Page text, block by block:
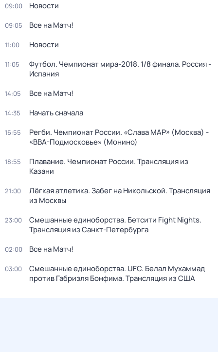
09:00 Новости
09:05 Все на Матч!
11:00 Новости
11:05
Футбол. Чемпионат мира-2018. 1/8 финала. Россия -
Испания
14:05 Все на Матч!
14:35 Начать сначала
16:55
Регби. Чемпионат России. «Слава МАР» (Москва) -
«ВВА-Подмосковье» (Монино)
18:55
Плавание. Чемпионат России. Трансляция из
Казани
21:00
Лёгкая атлетика. Забег на Никольской. Трансляция
из Москвы
23:00
Смешанные единоборства. Бетсити Fight Nights.
Трансляция из Санкт-Петербурга
02:00 Все на Матч!
03:00
Смешанные единоборства. UFC. Белал Мухаммад
против Габриэля Бонфима. Трансляция из США